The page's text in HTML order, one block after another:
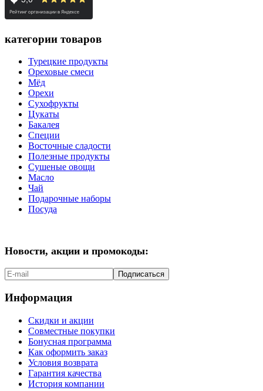
категории товаров
Турецкие продукты
Ореховые смеси
Мёд
Орехи
Сухофрукты
Цукаты
Бакалея
Специи
Восточные сладости
Полезные продукты
Сушеные овощи
Масло
Чай
Подарочные наборы
Посуда
Новости, акции и промокоды:
Подписаться
Информация
Скидки и акции
Совместные покупки
Бонусная программа
Как оформить заказ
Условия возврата
Гарантия качества
История компании